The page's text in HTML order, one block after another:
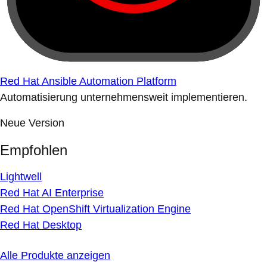
Red Hat Ansible Automation Platform
Automatisierung unternehmensweit implementieren.
Neue Version
Empfohlen
Lightwell
Red Hat AI Enterprise
Red Hat OpenShift Virtualization Engine
Red Hat Desktop
Alle Produkte anzeigen